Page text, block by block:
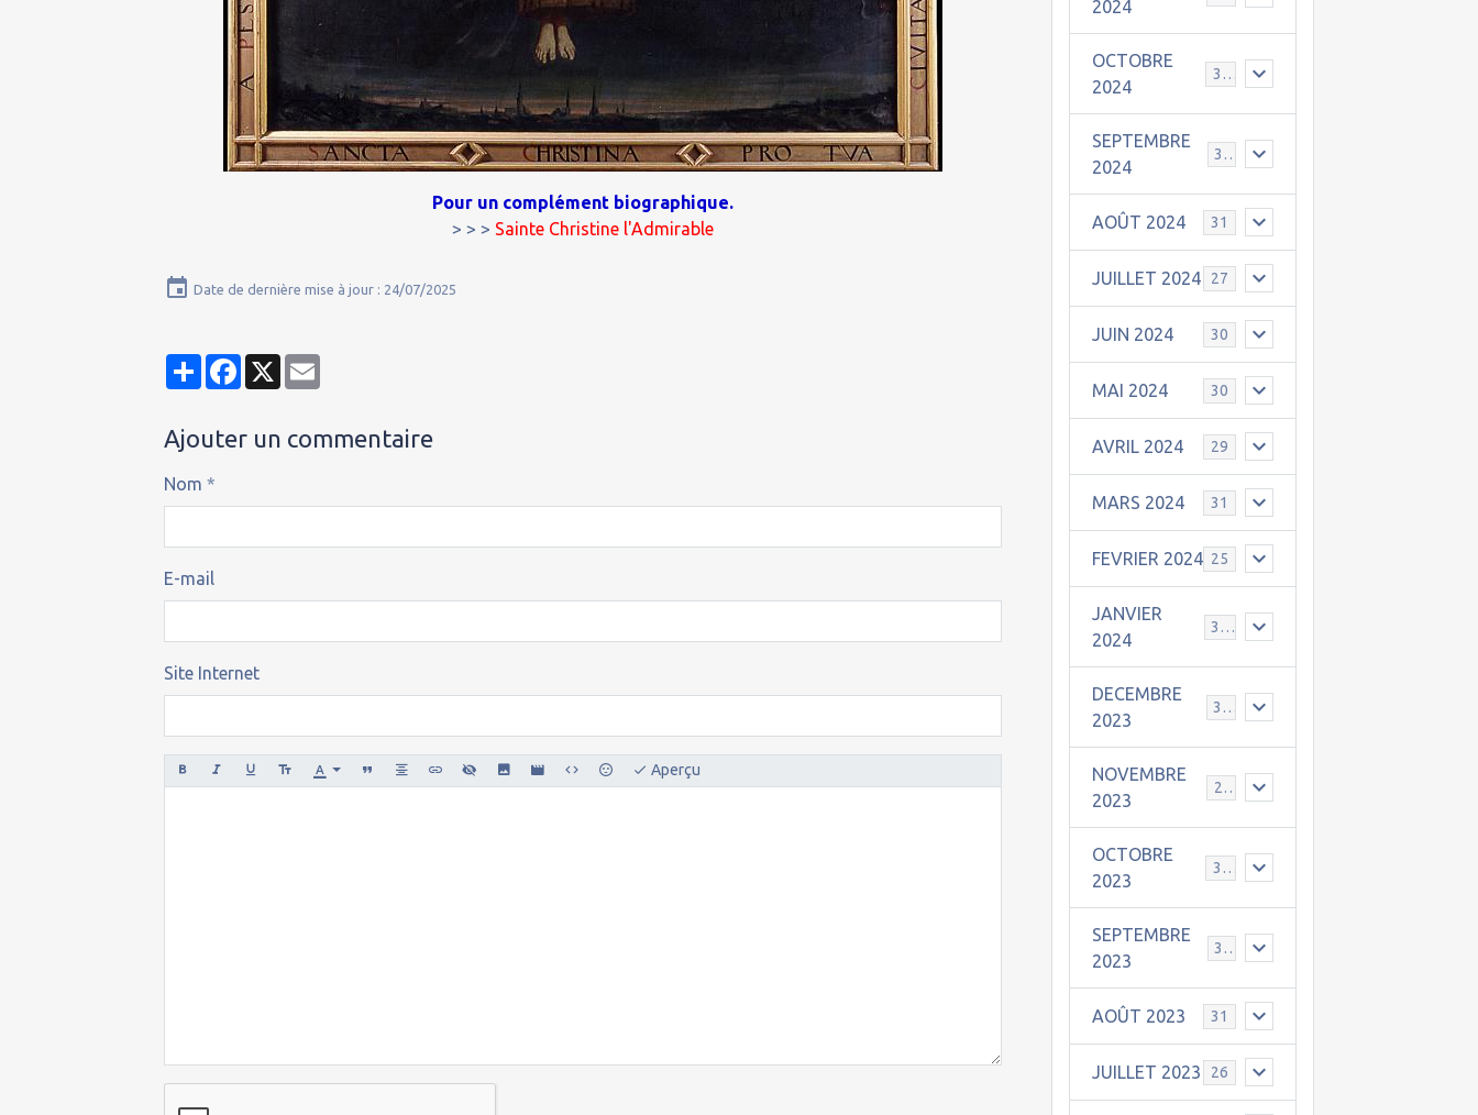
Pour un complément biographique.
> > > Sainte Christine l'Admirable
Date de dernière mise à jour : 24/07/2025
PartagerFacebook
X
Ajouter un commentaire
Nom
E-mail
Site Internet
Aperçu
2024
OCTOBRE
2024
31
SEPTEMBRE
2024
30
AOÛT 2024 31
JUILLET 2024 27
JUIN 2024 30
MAI 2024 30
AVRIL 2024 29
MARS 2024 31
FEVRIER 2024 25
JANVIER
2024
30
DECEMBRE
2023
31
NOVEMBRE
2023
24
OCTOBRE
2023
31
SEPTEMBRE
2023
30
AOÛT 2023 31
JUILLET 2023 26